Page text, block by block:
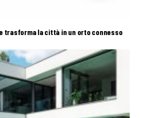
trasforma la città in un orto connesso